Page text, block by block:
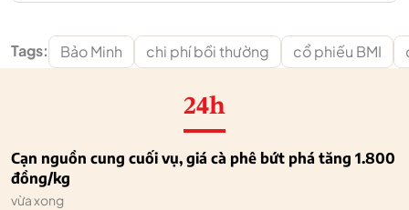
Tags: Bảo Minh chi phí bồi thường cổ phiếu BMI
24h
Cạn nguồn cung cuối vụ, giá cà phê bứt phá tăng 1.800
đồng/kg
vừa xong